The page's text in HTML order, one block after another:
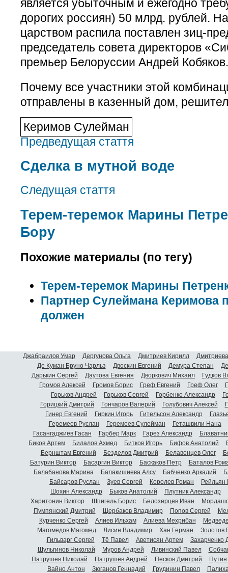
является убыточным и ежегодно
дорогих россиян) 50 млрд. рублей.
царством распила поставлен зиц-
председатель совета директоров
премьер Белоруссии Андрей Кобяков.
Почему все участники этой
отправлены в казенный дом,
Керимов Сулейман
Предведущая стаття
Сделка в мутной воде
Следущая стаття
Терем-теремок Марины
Бору
Похожие материалы (по тегу)
Терем-теремок Марины
Партнер Сулеймана Керимова
должен
Джабраилов Умар Дергунова Ольга Дмитриев Кирилл
Де Куман Бруно Чарльз
Двоскин Евгений Демура Степан
Дарькин Сергей
Даутова Евгения Дворкович Михаил
Гудков
Громов Алексей
Громов Борис Греф Евгений Греф Олег
Горьков Андрей
Горьков Сергей Горбенко Александр
Горицкий Дмитрий
Гончаров Валерий Голубович Алексей
Гинер Евгений
Гиркин Игорь Гительсон Александр
Геремеев Руслан
Геремеев Сулейман
Геташвили Нана
Гасангаджиев Гасан
Гарбер Марк Гарез Александр
Биков Артем
Билалов Ахмед Битков Игорь Бифов Анатолий
Бернштам Евгений
Безделов Дмитрий Белавенцев Олег
Батурин Виктор
Басаргин Виктор Баскаков Петр
Баталов
Балабанова Марина
Балакишиева Алсу Бабченко Аркадий
Байсаров Руслан
Зуев Сергей Королев Роман
Шохин Александр
Быков Анатолий Плутник Александр
Харитонин Виктор
Шпигель Борис Белозерцев Иван
Пумпянский Дмитрий
Щербаков Владимир Попов Сергей
Курченко Сергей
Алиев Ильхам Алиева Мехрибан
Магомедов Магомед
Лисин Владимир Хан Герман
Золотов
Гильварг Сергей
Тё Павел Аветисян Артем
Захарченко
Шульгинов Николай
Муров Андрей Ливинский Павел
Патрушев Николай
Патрушев Андрей Песков Дмитрий
Вайно Антон
Зюганов Геннадий Грудинин Павел